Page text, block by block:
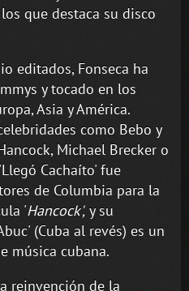
que destaca su disco
editados, Fonseca ha
y tocado en los
Asia y América.
como Bebo y
Michael Brecker o
Cachaíto' fue
de Columbia para la
'Hancock', y su
(Cuba al revés) es un
música cubana.
reinvención de la